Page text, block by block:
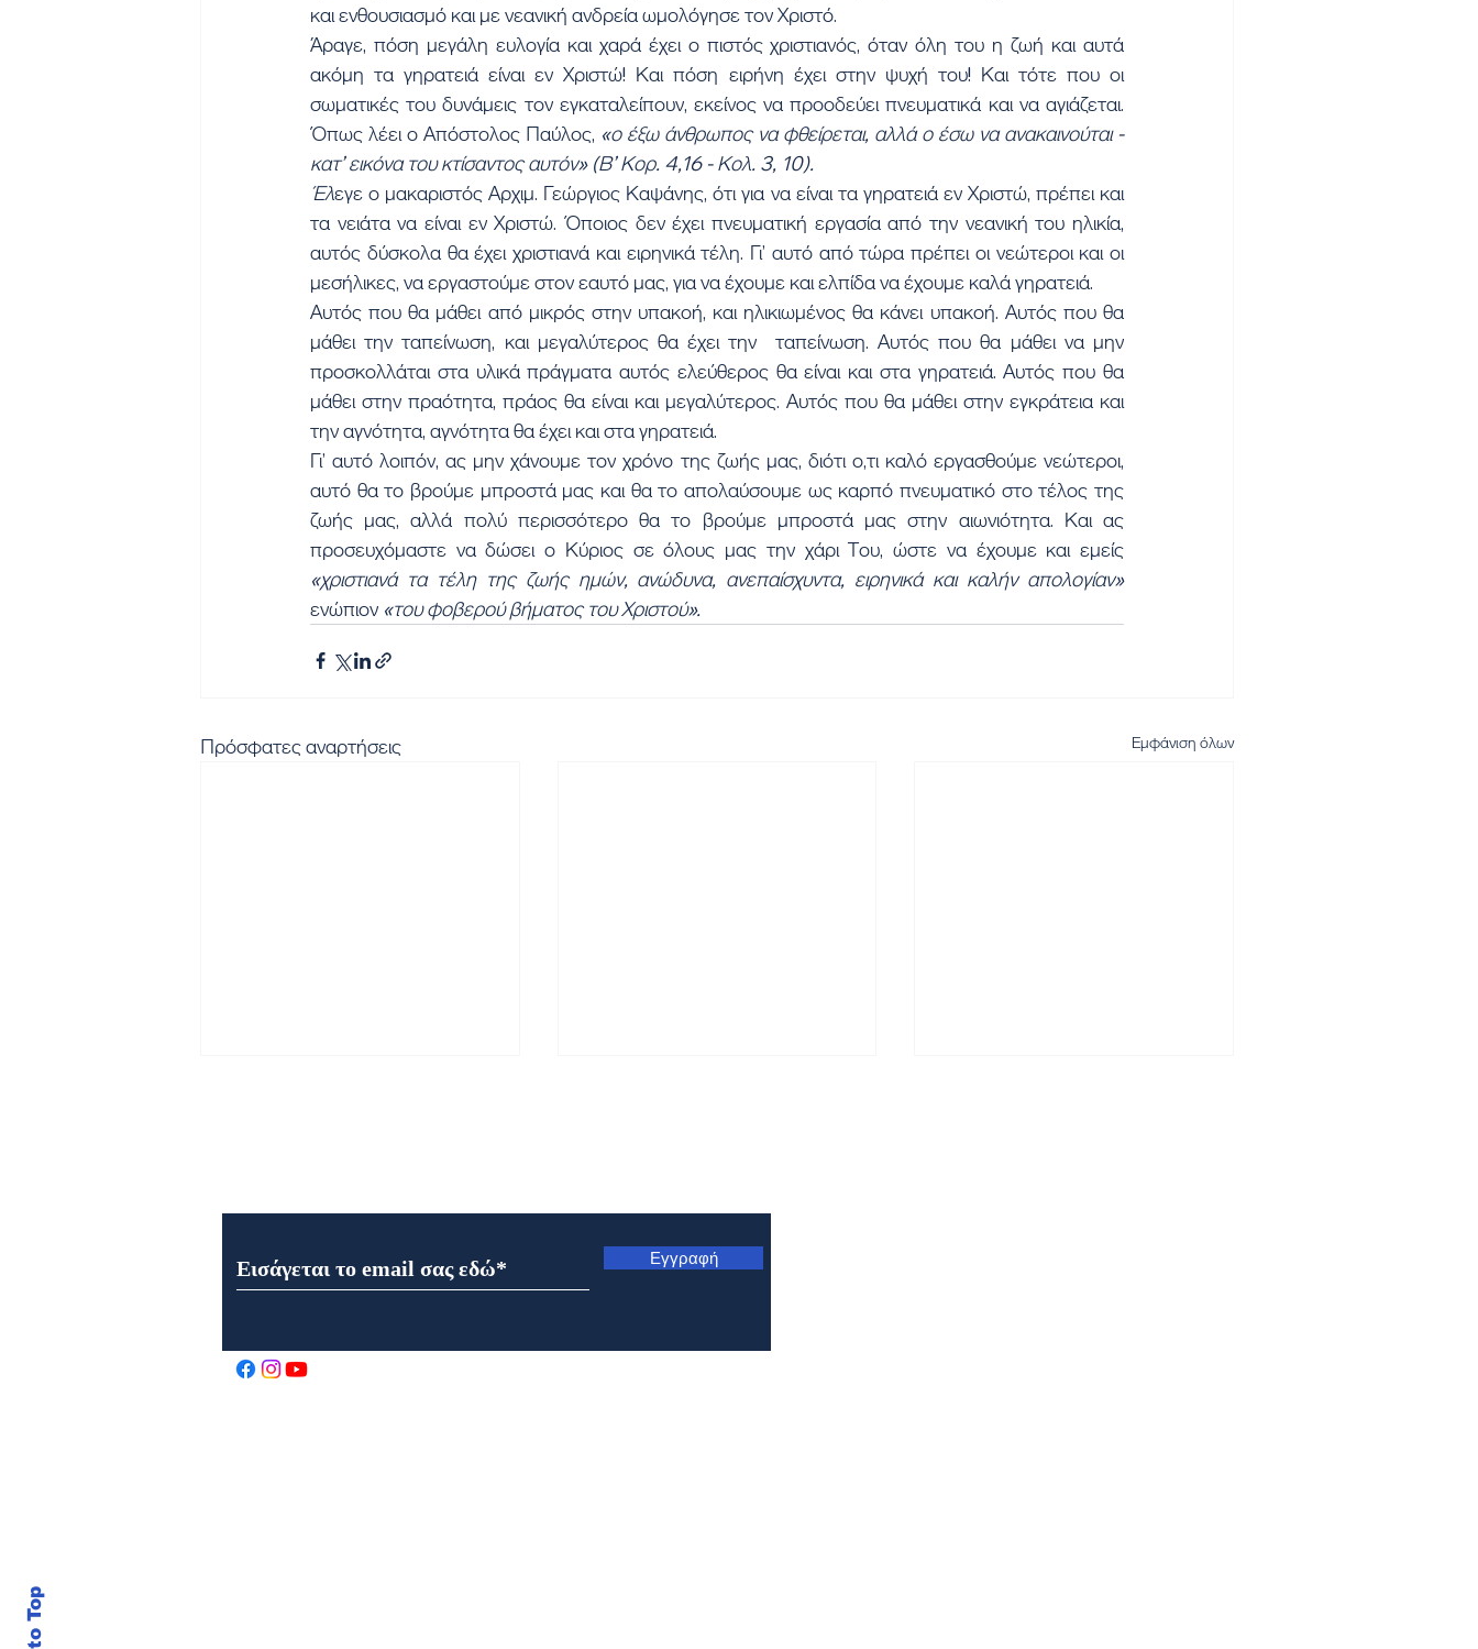
και ενθουσιασμό και με νεανική ανδρεία ωμολόγησε τον Χριστό.
Άραγε, πόση μεγάλη ευλογία και χαρά έχει ο πιστός χριστιανός, όταν όλη του η ζωή και αυτά
ακόμη τα γηρατειά είναι εν Χριστώ! Και πόση ειρήνη έχει στην ψυχή του! Και τότε που οι
σωματικές του δυνάμεις τον εγκαταλείπουν, εκείνος να προοδεύει πνευματικά και να αγιάζεται.
Όπως λέει ο Απόστολος Παύλος, «ο έξω άνθρωπος να φθείρεται, αλλά ο έσω να ανακαινούται -
κατ’ εικόνα του κτίσαντος αυτόν» (Β’ Κορ. 4,16 - Κολ. 3, 10).
Έλεγε ο μακαριστός Αρχιμ. Γεώργιος Καψάνης, ότι για να είναι τα γηρατειά εν Χριστώ, πρέπει και
τα νειάτα να είναι εν Χριστώ. Όποιος δεν έχει πνευματική εργασία από την νεανική του ηλικία,
αυτός δύσκολα θα έχει χριστιανά και ειρηνικά τέλη. Γι’ αυτό από τώρα πρέπει οι νεώτεροι και οι
μεσήλικες, να εργαστούμε στον εαυτό μας, για να έχουμε και ελπίδα να έχουμε καλά γηρατειά.
Αυτός που θα μάθει από μικρός στην υπακοή, και ηλικιωμένος θα κάνει υπακοή. Αυτός που θα
μάθει την ταπείνωση, και μεγαλύτερος θα έχει την  ταπείνωση. Αυτός που θα μάθει να μην
προσκολλάται στα υλικά πράγματα αυτός ελεύθερος θα είναι και στα γηρατειά. Αυτός που θα
μάθει στην πραότητα, πράος θα είναι και μεγαλύτερος. Αυτός που θα μάθει στην εγκράτεια και
την αγνότητα, αγνότητα θα έχει και στα γηρατειά.
Γι’ αυτό λοιπόν, ας μην χάνουμε τον χρόνο της ζωής μας, διότι ο,τι καλό εργασθούμε νεώτεροι,
αυτό θα το βρούμε μπροστά μας και θα το απολαύσουμε ως καρπό πνευματικό στο τέλος της
ζωής μας, αλλά πολύ περισσότερο θα το βρούμε μπροστά μας στην αιωνιότητα. Και ας
«χριστιανά τα τέλη της ζωής ημών, ανώδυνα, ανεπαίσχυντα, ειρηνικά και καλήν απολογίαν»
ενώπιον «του φοβερού βήματος του Χριστού».
Πρόσφατες αναρτήσεις Εμφάνιση όλων
Εορτή της Μεταμορφώσεως
του Σωτήρος στον Ιερό Ναό
Καρελέϊκα Ναυπάκτου
Μητρόπολη Ναυπάκτου και
Αγίου Βλασίου: Αρχιερατική
της ορεινής Ναυπακτίας
Εγγραφή